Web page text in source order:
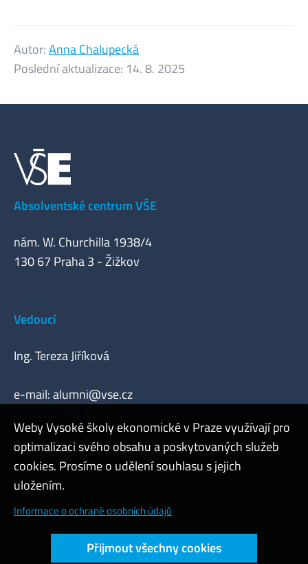
Autor:Anna Chalupecká
Poslední aktualizace: 14. 8. 2025
Absolventské centrum VŠE
nám. W. Churchilla 1938/4
130 67 Praha 3 - Žižkov
Vedoucí
Ing. Tereza Jiříková
e-mail:alumni@vse.cz
Admin
Cookies a ochrana osobních údajů
Přístupnost webu
Weby Vysoké školy ekonomické v Praze využívají pro
optimalizaci svého obsahu a poskytovaných služeb
cookies. Prosíme o udělení souhlasu s jejich
uložením.
Informace o ochraně osobních údajů
Přijmout všechny cookies